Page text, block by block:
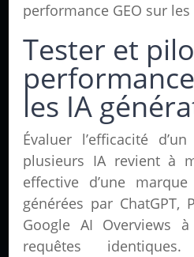
performance GEO sur
Tester et
les IA
Évaluer l’efficacité
plusieurs IA revient à
effective d’une
générées par ChatGPT,
Google AI Overviews
requêtes